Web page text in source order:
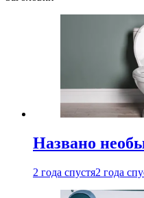
Названо
2 года спустя2 года